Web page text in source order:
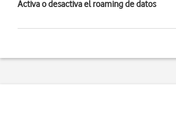
Activa o desactiva el roaming de datos